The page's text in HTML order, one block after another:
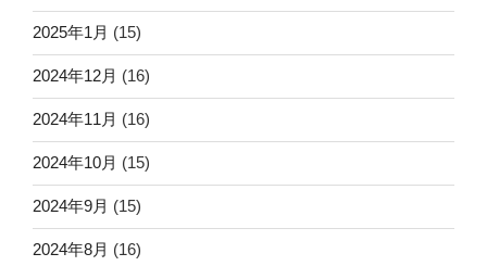
2025年1月 (15)
2024年12月 (16)
2024年11月 (16)
2024年10月 (15)
2024年9月 (15)
2024年8月 (16)